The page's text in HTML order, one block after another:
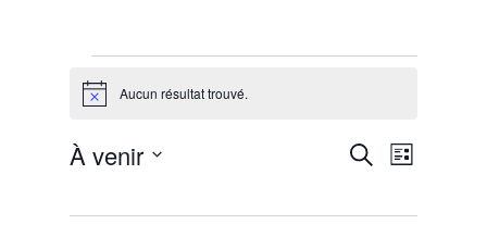
NoticeAucun résultat trouvé.
Recherche
de
Liste
À venir